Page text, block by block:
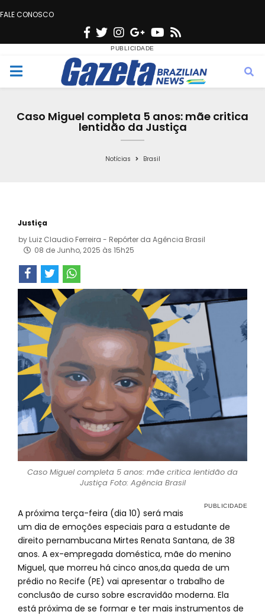
FALE CONOSCO
F
c
e
o
T
w
i
t
e
n
s
t
g
r
a
G
o
o
g
e
Y
u
t
b
s
M
Caso Miguel completa 5 anos: mãe critica
lentidão da Justiça
Notícias Brasil
Justiça
by Luiz Claudio Ferreira - Repórter da Agência Brasil
08 de Junho, 2025 às 15h25
Caso Miguel completa 5 anos: mãe critica lentidão da
Justiça Foto: Agência Brasil
A próxima terça-feira (dia 10) será mais
um dia de emoções especiais para a estudante de
direito pernambucana Mirtes Renata Santana, de 38
anos. A ex-empregada doméstica, mãe do menino
Miguel, que morreu há cinco anos,da queda de um
prédio no Recife (PE) vai apresentar o trabalho de
conclusão de curso sobre escravidão moderna. Ela
está próxima de se formar e ter mais instrumentos de